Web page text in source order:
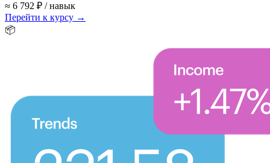
≈ 6 792 ₽ / навык
Перейти к курсу →
📦